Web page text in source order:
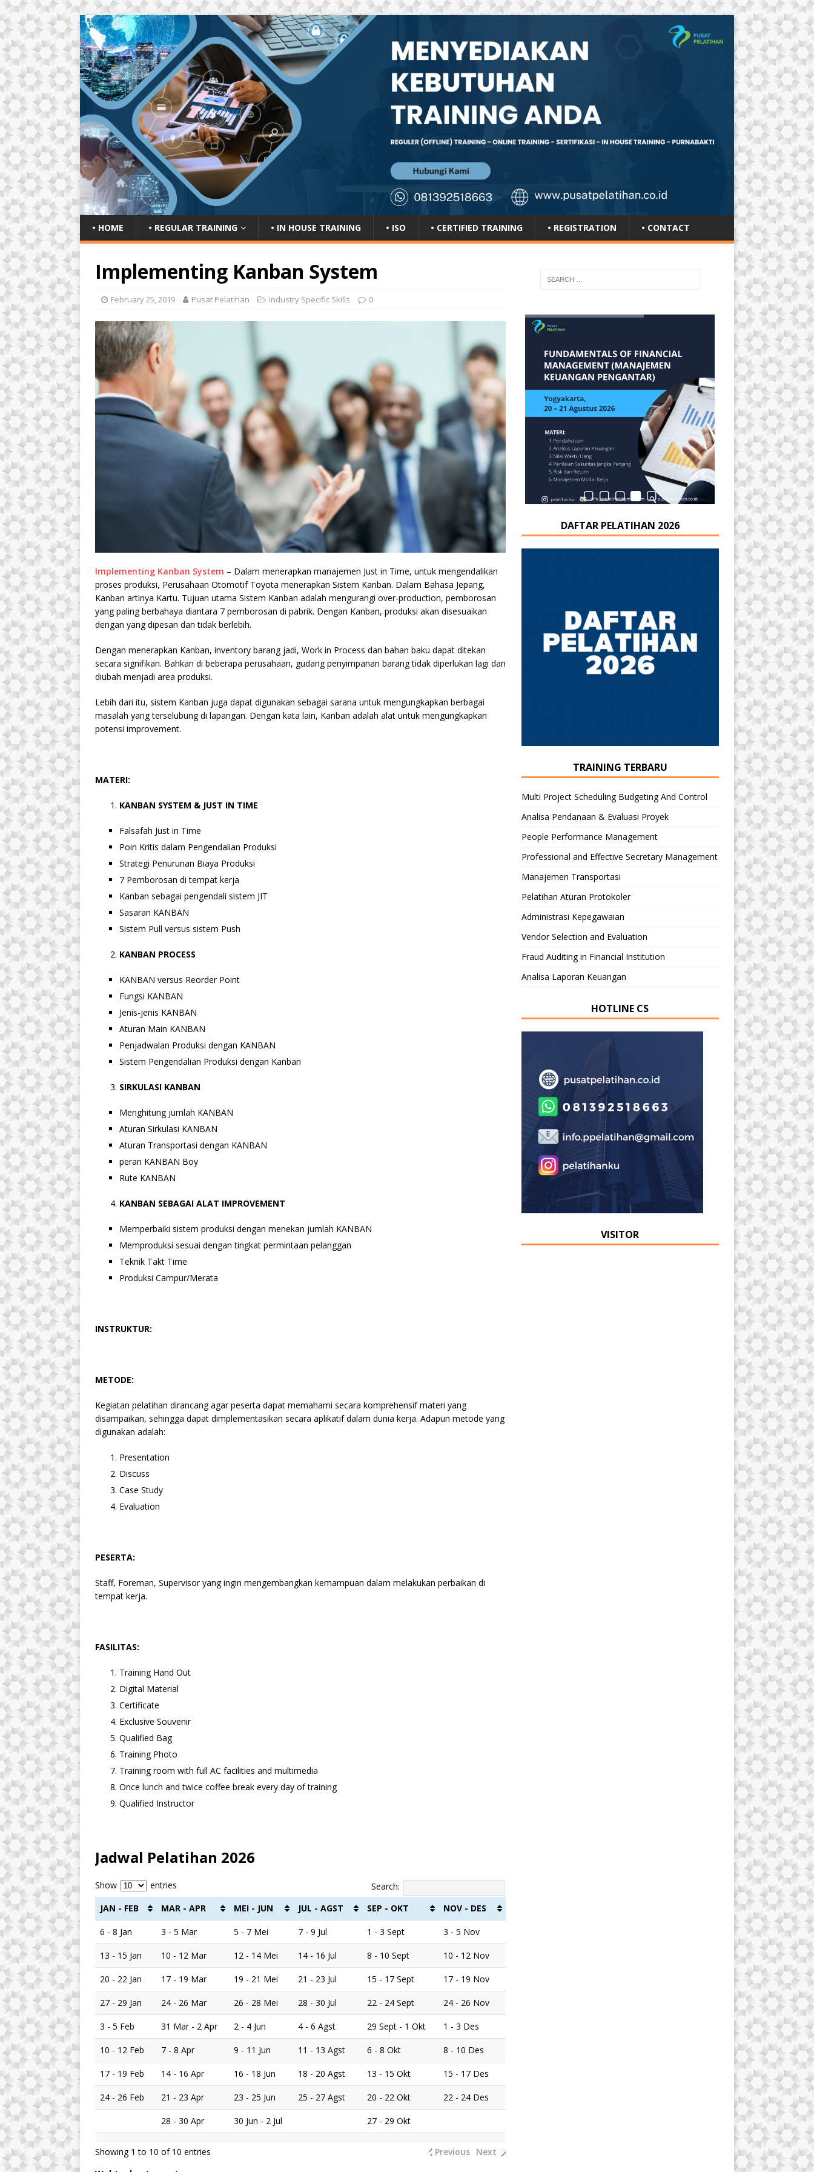
• HOME • REGULAR TRAINING • IN HOUSE TRAINING • ISO • CERTIFIED TRAINING • REGISTRATION • CONTACT
Implementing Kanban System
February 25, 2019 Pusat Pelatihan Industry Specific Skills 0
Implementing Kanban System – Dalam menerapkan manajemen Just in Time, untuk mengendalikan
proses produksi, Perusahaan Otomotif Toyota menerapkan Sistem Kanban. Dalam Bahasa Jepang,
Kanban artinya Kartu. Tujuan utama Sistem Kanban adalah mengurangi over-production, pemborosan
yang paling berbahaya diantara 7 pemborosan di pabrik. Dengan Kanban, produksi akan disesuaikan
dengan yang dipesan dan tidak berlebih.
Dengan menerapkan Kanban, inventory barang jadi, Work in Process dan bahan baku dapat ditekan
secara signifikan. Bahkan di beberapa perusahaan, gudang penyimpanan barang tidak diperlukan lagi dan
diubah menjadi area produksi.
Lebih dari itu, sistem Kanban juga dapat digunakan sebagai sarana untuk mengungkapkan berbagai
masalah yang terselubung di lapangan. Dengan kata lain, Kanban adalah alat untuk mengungkapkan
potensi improvement.
MATERI:
KANBAN SYSTEM & JUST IN TIME
Falsafah Just in Time
Poin Kritis dalam Pengendalian Produksi
Strategi Penurunan Biaya Produksi
7 Pemborosan di tempat kerja
Kanban sebagai pengendali sistem JIT
Sasaran KANBAN
Sistem Pull versus sistem Push
KANBAN PROCESS
KANBAN versus Reorder Point
Fungsi KANBAN
Jenis-jenis KANBAN
Aturan Main KANBAN
Penjadwalan Produksi dengan KANBAN
Sistem Pengendalian Produksi dengan Kanban
SIRKULASI KANBAN
Menghitung jumlah KANBAN
Aturan Sirkulasi KANBAN
Aturan Transportasi dengan KANBAN
peran KANBAN Boy
Rute KANBAN
KANBAN SEBAGAI ALAT IMPROVEMENT
Memperbaiki sistem produksi dengan menekan jumlah KANBAN
Memproduksi sesuai dengan tingkat permintaan pelanggan
Teknik Takt Time
Produksi Campur/Merata
INSTRUKTUR:
METODE:
Kegiatan pelatihan dirancang agar peserta dapat memahami secara komprehensif materi yang
disampaikan, sehingga dapat dimplementasikan secara aplikatif dalam dunia kerja. Adapun metode yang
digunakan adalah:
Presentation
Discuss
Case Study
Evaluation
PESERTA:
Staff, Foreman, Supervisor yang ingin mengembangkan kemampuan dalam melakukan perbaikan di
tempat kerja.
FASILITAS:
Training Hand Out
Digital Material
Certificate
Exclusive Souvenir
Qualified Bag
Training Photo
Training room with full AC facilities and multimedia
Once lunch and twice coffee break every day of training
Qualified Instructor
Jadwal Pelatihan 2026
Show entries
Search:
JAN - FEB
MAR - APR MEI - JUN JUL - AGST SEP - OKT NOV - DES
6 - 8 Jan 3 - 5 Mar 5 - 7 Mei 7 - 9 Jul 1 - 3 Sept 3 - 5 Nov
13 - 15 Jan 10 - 12 Mar 12 - 14 Mei 14 - 16 Jul 8 - 10 Sept 10 - 12 Nov
20 - 22 Jan 17 - 19 Mar 19 - 21 Mei 21 - 23 Jul 15 - 17 Sept 17 - 19 Nov
27 - 29 Jan 24 - 26 Mar 26 - 28 Mei 28 - 30 Jul 22 - 24 Sept 24 - 26 Nov
3 - 5 Feb 31 Mar - 2 Apr 2 - 4 Jun 4 - 6 Agst 29 Sept - 1 Okt 1 - 3 Des
10 - 12 Feb 7 - 8 Apr 9 - 11 Jun 11 - 13 Agst 6 - 8 Okt 8 - 10 Des
17 - 19 Feb 14 - 16 Apr 16 - 18 Jun 18 - 20 Agst 13 - 15 Okt 15 - 17 Des
24 - 26 Feb 21 - 23 Apr 23 - 25 Jun 25 - 27 Agst 20 - 22 Okt 22 - 24 Des
28 - 30 Apr 30 Jun - 2 Jul 27 - 29 Okt
Showing 1 to 10 of 10 entries Previous Next
DAFTAR PELATIHAN 2026
TRAINING TERBARU
Multi Project Scheduling Budgeting And Control
Analisa Pendanaan & Evaluasi Proyek
People Performance Management
Professional and Effective Secretary Management
Manajemen Transportasi
Pelatihan Aturan Protokoler
Administrasi Kepegawaian
Vendor Selection and Evaluation
Fraud Auditing in Financial Institution
Analisa Laporan Keuangan
HOTLINE CS
VISITOR